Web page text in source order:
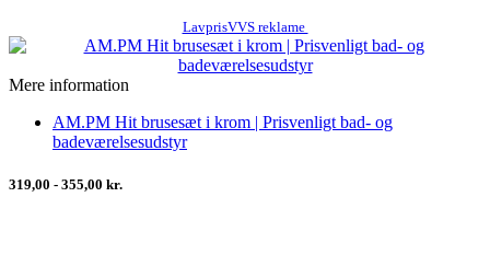
LavprisVVS reklame
Mere information
AM.PM Hit brusesæt i krom | Prisvenligt bad- og
badeværelsesudstyr
319,00 - 355,00 kr.